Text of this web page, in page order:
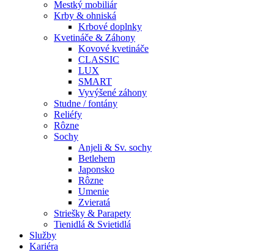
Mestký mobiliár
Krby & ohniská
Krbové doplnky
Kvetináče & Záhony
Kovové kvetináče
CLASSIC
LUX
SMART
Vyvýšené záhony
Studne / fontány
Reliéfy
Rôzne
Sochy
Anjeli & Sv. sochy
Betlehem
Japonsko
Rôzne
Umenie
Zvieratá
Striešky & Parapety
Tienidlá & Svietidlá
Služby
Kariéra